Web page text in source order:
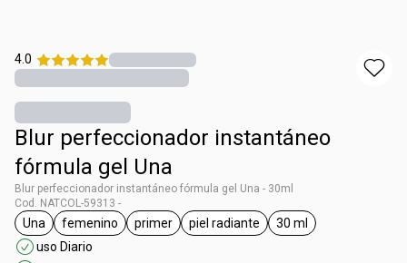
4.0
Blur perfeccionador instantáneo
fórmula gel Una
Blur perfeccionador instantáneo fórmula gel Una - 30ml
Cod. NATCOL-59313 -
general.tag Una
Una
general.tag femenino
femenino
general.tag primer
primer
general.tag piel radiante
piel radiante
general.tag 30 ml
30 ml
uso Diario